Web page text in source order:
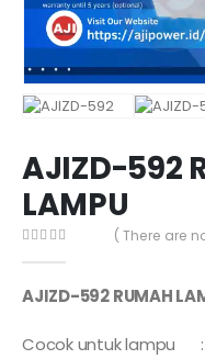
AJIZD-592
LAMPU
( There are
AJIZD-592 RUMAH
Cocok untuk lampu :